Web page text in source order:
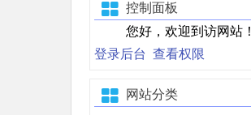
控制面板
您好，欢迎到访网站！
登录后台 查看权限
网站分类